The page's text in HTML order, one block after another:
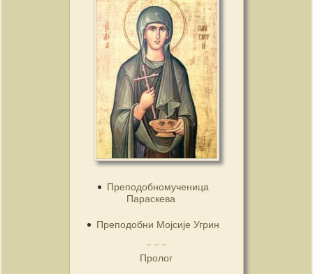
Преподобномученица
Параскева
Преподобни Мојсије Угрин
Пролог